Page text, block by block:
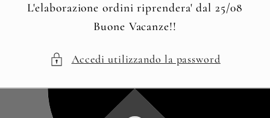
L'elaborazione ordini riprendera' dal 25/08
Buone Vacanze!!
Accedi utilizzando la password